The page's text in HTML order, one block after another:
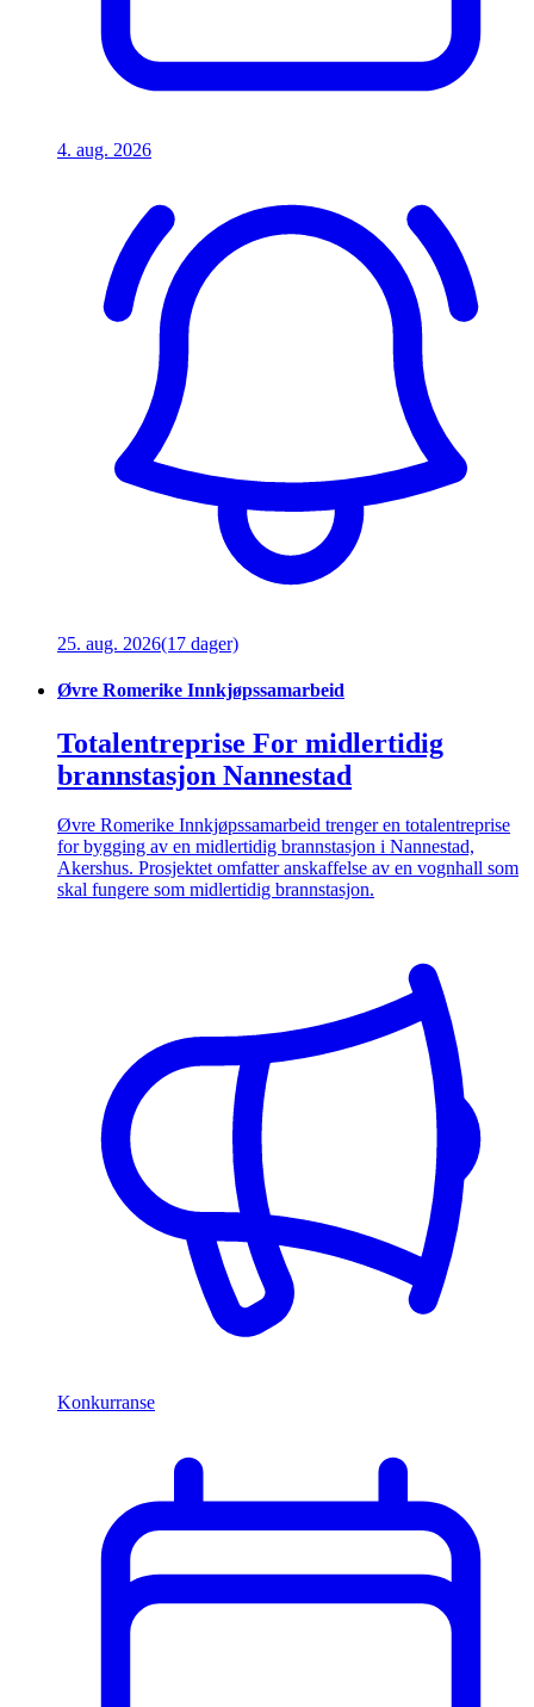
4. aug. 2026
25. aug. 2026(17 dager)
Øvre Romerike Innkjøpssamarbeid
Totalentreprise For midlertidig
brannstasjon Nannestad
Øvre Romerike Innkjøpssamarbeid trenger en totalentreprise
for bygging av en midlertidig brannstasjon i Nannestad,
Akershus. Prosjektet omfatter anskaffelse av en vognhall som
skal fungere som midlertidig brannstasjon.
Konkurranse